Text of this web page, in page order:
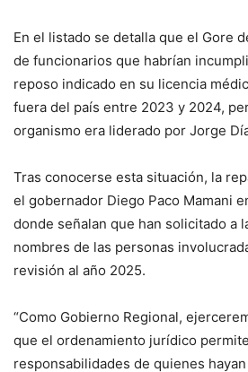
En el listado se detalla que el Gore
de funcionarios que habrían
reposo indicado en su licencia
fuera del país entre 2023 y 2024,
organismo era liderado por Jorge
Tras conocerse esta situación, la
el gobernador Diego Paco Mamani
donde señalan que han solicitado a
nombres de las personas
revisión al año 2025.
“Como Gobierno Regional,
que el ordenamiento jurídico
responsabilidades de quienes